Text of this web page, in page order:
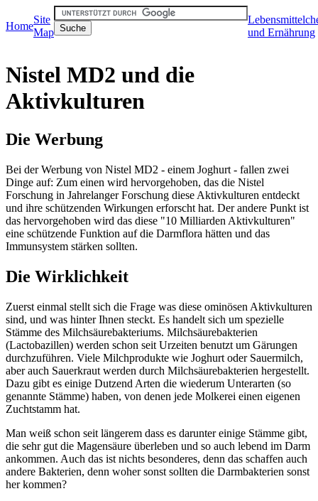
Home
Site
Map
und Ernährung
Nistel MD2 und die
Aktivkulturen
Die Werbung
Bei der Werbung von Nistel MD2 - einem Joghurt - fallen zwei
Dinge auf: Zum einen wird hervorgehoben, das die Nistel
Forschung in Jahrelanger Forschung diese Aktivkulturen entdeckt
und ihre schützenden Wirkungen erforscht hat. Der andere Punkt ist
das hervorgehoben wird das diese "10 Milliarden Aktivkulturen"
eine schützende Funktion auf die Darmflora hätten und das
Immunsystem stärken sollten.
Die Wirklichkeit
Zuerst einmal stellt sich die Frage was diese ominösen Aktivkulturen
sind, und was hinter Ihnen steckt. Es handelt sich um spezielle
Stämme des Milchsäurebakteriums. Milchsäurebakterien
(Lactobazillen) werden schon seit Urzeiten benutzt um Gärungen
durchzuführen. Viele Milchprodukte wie Joghurt oder Sauermilch,
aber auch Sauerkraut werden durch Milchsäurebakterien hergestellt.
Dazu gibt es einige Dutzend Arten die wiederum Unterarten (so
genannte Stämme) haben, von denen jede Molkerei einen eigenen
Zuchtstamm hat.
Man weiß schon seit längerem dass es darunter einige Stämme gibt,
die sehr gut die Magensäure überleben und so auch lebend im Darm
ankommen. Auch das ist nichts besonderes, denn das schaffen auch
andere Bakterien, denn woher sonst sollten die Darmbakterien sonst
her kommen?